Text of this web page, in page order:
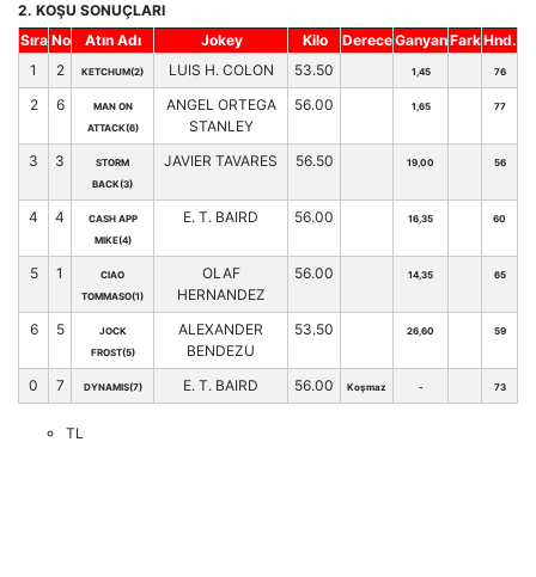
2. KOŞU SONUÇLARI
Sıra No Atın Adı Jokey Kilo DereceGanyanFarkHnd.
1
2 KETCHUM(2) LUIS H. COLON 53.50 1,45 76
2 6
MAN ON
ATTACK(6)
ANGEL ORTEGA
STANLEY
56.00 1,65 77
3 3
STORM
BACK(3)
JAVIER TAVARES 56.50 19,00 56
4 4
CASH APP
MIKE(4)
E. T. BAIRD 56.00 16,35 60
5 1
CIAO
TOMMASO(1)
OLAF
HERNANDEZ
56.00 14,35 65
6 5
JOCK
FROST(5)
ALEXANDER
BENDEZU
53.50 26,60 59
0 7 DYNAMIS(7) E. T. BAIRD 56.00 Koşmaz - 73
TL